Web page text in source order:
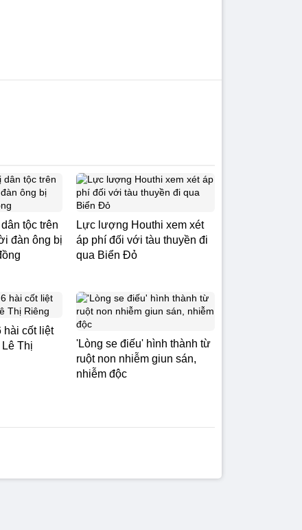
tộc trên
đàn ông bị
Lực lượng Houthi xem xét
áp phí đối với tàu thuyền đi
qua Biển Đỏ
hài cốt liệt
Thị
'Lòng se điếu' hình thành từ
ruột non nhiễm giun sán,
nhiễm độc